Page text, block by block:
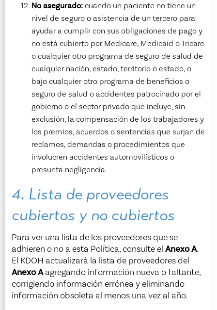
No asegurado: cuando un paciente no tiene un
nivel de seguro o asistencia de un tercero para
ayudar a cumplir con sus obligaciones de pago y
no está cubierto por Medicare, Medicaid o Tricare
o cualquier otro programa de seguro de salud de
cualquier nación, estado, territorio o estado, o
bajo cualquier otro programa de beneficios o
seguro de salud o accidentes patrocinado por el
gobierno o el sector privado que incluye, sin
exclusión, la compensación de los trabajadores y
los premios, acuerdos o sentencias que surjan de
reclamos, demandas o procedimientos que
involucren accidentes automovilísticos o
presunta negligencia.
4. Lista de proveedores
cubiertos y no cubiertos
Para ver una lista de los proveedores que se
adhieren o no a esta Política, consulte el Anexo A.
El KDOH actualizará la lista de proveedores del
Anexo Aagregando información nueva o faltante,
corrigiendo información errónea y eliminando
información obsoleta al menos una vez al año.